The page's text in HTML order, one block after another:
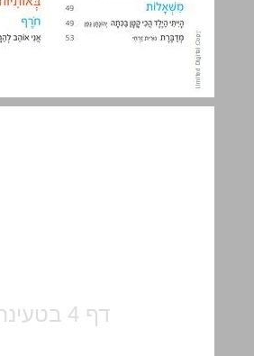
הנה מתחילה השנה ... 5